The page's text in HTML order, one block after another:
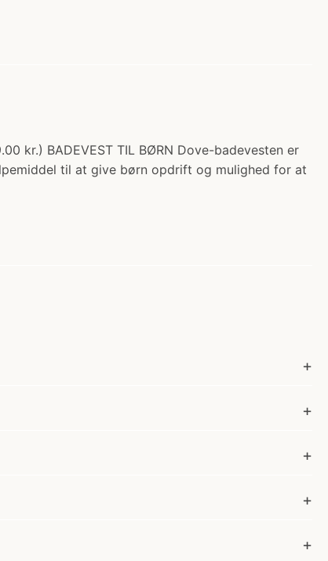
kr.) BADEVEST TIL BØRN Dove-badevesten er
til at give børn opdrift og mulighed for at